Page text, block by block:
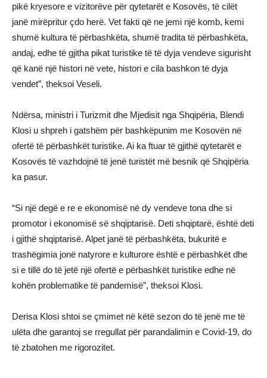
pikë kryesore e vizitorëve për qytetarët e Kosovës, të cilët
janë mirëpritur çdo herë. Vet fakti që ne jemi një komb, kemi
shumë kultura të përbashkëta, shumë tradita të përbashkëta,
andaj, edhe të gjitha pikat turistike të të dyja vendeve sigurisht
që kanë një histori në vete, histori e cila bashkon të dyja
vendet”, theksoi Veseli.
Ndërsa, ministri i Turizmit dhe Mjedisit nga Shqipëria, Blendi
Klosi u shpreh i gatshëm për bashkëpunim me Kosovën në
ofertë të përbashkët turistike. Ai ka ftuar të gjithë qytetarët e
Kosovës të vazhdojnë të jenë turistët më besnik që Shqipëria
ka pasur.
“Si një degë e re e ekonomisë në dy vendeve tona dhe si
promotor i ekonomisë së shqiptarisë. Deti shqiptarë, është deti
i gjithë shqiptarisë. Alpet janë të përbashkëta, bukuritë e
trashëgimia jonë natyrore e kulturore është e përbashkët dhe
si e tillë do të jetë një ofertë e përbashkët turistike edhe në
kohën problematike të pandemisë”, theksoi Klosi.
Derisa Klosi shtoi se çmimet në këtë sezon do të jenë me të
ulëta dhe garantoj se rregullat për parandalimin e Covid-19, do
të zbatohen me rigorozitet.